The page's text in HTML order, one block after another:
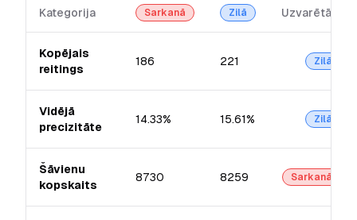
Kategorija Sarkanā Zilā Uzvarētājs
Kopējais
reitings
186 221 Zilā
Vidējā
precizitāte
14.33% 15.61% Zilā
Šāvienu
kopskaits
8730 8259 Sarkanā